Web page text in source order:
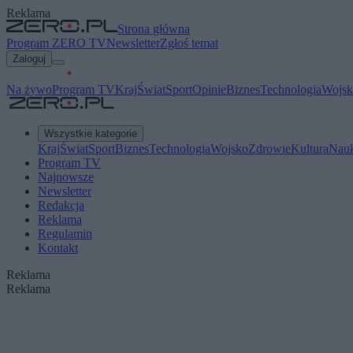
Reklama
Strona główna
Program ZERO TVNewsletterZgłoś temat
Zaloguj
Na żywoProgram TVKrajŚwiatSportOpinieBiznesTechnologia
Wszystkie kategorie
KrajŚwiatSportBiznesTechnologiaWojskoZdrowieKultura
Program TV
Najnowsze
Newsletter
Redakcja
Reklama
Regulamin
Kontakt
Reklama
Reklama